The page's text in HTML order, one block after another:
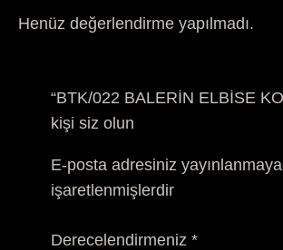
Henüz değerlendirme yapılmadı.
“BTK/022 BALERİN ELBİSE
kişi siz olun
E-posta adresiniz
işaretlenmişlerdir
Derecelendirmeniz *